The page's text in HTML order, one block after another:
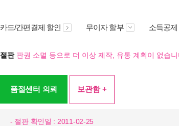
카드/간편결제 할인 무이자 할부 소득공제
절판판권 소멸 등으로 더 이상 제작, 유통 계획이 없습니
품절센터 의뢰 보관함 +
- 절판 확인일 : 2011-02-25